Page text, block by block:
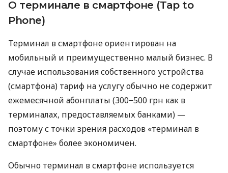
О терминале в смартфоне (Tap to
Phone)
Терминал в смартфоне ориентирован на
мобильный и преимущественно малый бизнес. В
случае использования собственного устройства
(смартфона) тариф на услугу обычно не содержит
ежемесячной абонплаты (300−500 грн как в
терминалах, предоставляемых банками) —
поэтому с точки зрения расходов «терминал в
смартфоне» более экономичен.
Обычно терминал в смартфоне используется